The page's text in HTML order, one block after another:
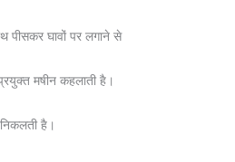
पीसकर घावों पर लगाने से
मषीन कहलाती है।
है।